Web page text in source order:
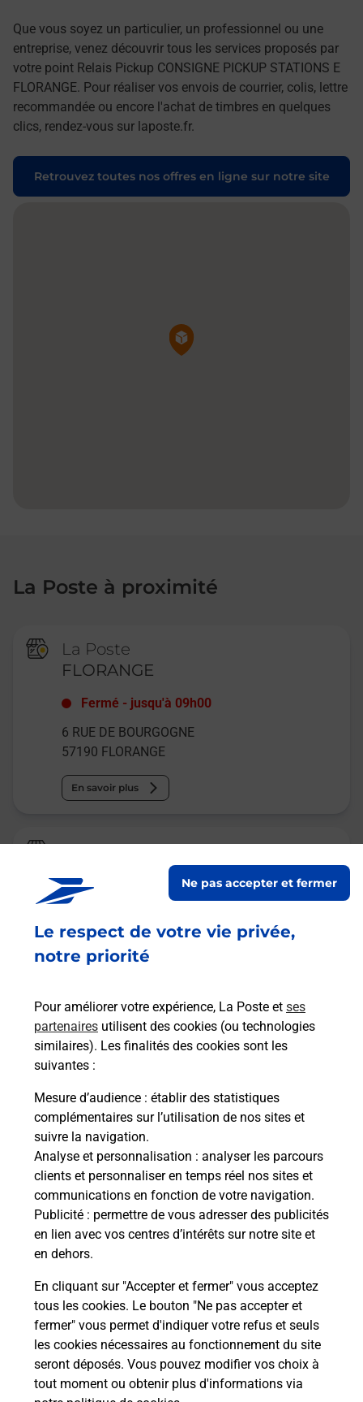
Le respect de votre vie privée,
notre priorité
Pour améliorer votre expérience, La Poste et ses
partenaires utilisent des cookies (ou technologies
similaires). Les finalités des cookies sont les
suivantes :
Mesure d’audience : établir des statistiques
complémentaires sur l’utilisation de nos sites et
suivre la navigation.
Analyse et personnalisation : analyser les parcours
clients et personnaliser en temps réel nos sites et
communications en fonction de votre navigation.
Publicité : permettre de vous adresser des publicités
en lien avec vos centres d’intérêts sur notre site et
en dehors.
En cliquant sur "Accepter et fermer" vous acceptez
tous les cookies. Le bouton "Ne pas accepter et
fermer" vous permet d'indiquer votre refus et seuls
les cookies nécessaires au fonctionnement du site
seront déposés. Vous pouvez modifier vos choix à
tout moment ou obtenir plus d'informations via
Ne pas accepter et fermer
Que vous soyez un particulier, un professionnel ou une
entreprise, venez découvrir tous les services proposés par
votre point Relais Pickup CONSIGNE PICKUP STATIONS E
FLORANGE. Pour réaliser vos envois de courrier, colis, lettre
recommandée ou encore l'achat de timbres en quelques
clics, rendez-vous sur laposte.fr.
Retrouvez toutes nos offres en ligne sur notre site
Pin de la carte
La Poste à proximité
La Poste
FLORANGE
Fermé - jusqu'à 09h00
6 RUE DE BOURGOGNE
57190 FLORANGE
En savoir plus
Relais Pickup
SALAMA FLORANGE
jusqu'à 12h00
17 RUE D OURY
57190 FLORANGE
Malin !
La Poste
en ligne
Ouvert 24h/24
En savoir plus
FLORANGE
CONSIGNE PICKUP STATIONS E FLORANGE